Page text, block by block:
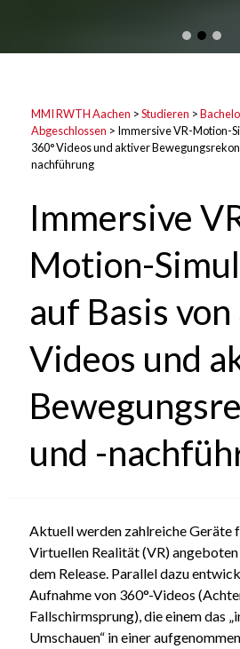
MMI RWTH Aachen >Studieren >
Abgeschlossen > Immersive VR-Motion-
360° Videos und aktiver
nachführung
Immersive
Motion-
auf Basis von
Videos und
und -
Aktuell werden zahlreiche Geräte
Virtuellen Realität (VR)
dem Release. Parallel dazu
Aufnahme von 360°-Videos
Fallschirmsprung), die einem das
Umschauen“ in einer